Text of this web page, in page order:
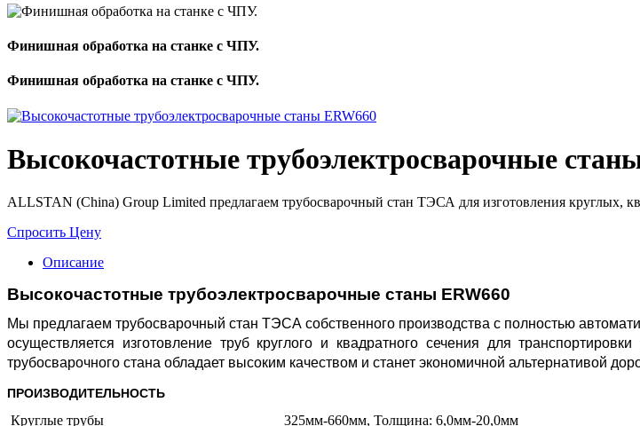
Финишная обработка на станке с ЧПУ.
Финишная обработка на станке с ЧПУ.
Высокочастотные трубоэлектросварочные
ALLSTAN (China) Group Limited предлагаем трубосварочный стан ТЭСА для изготовления круглых,
Спросить Цену
Описание
Высокочастотные трубоэлектросварочные станы ERW660
Мы предлагаем трубосварочный стан ТЭСА собственного производства с полностью
осуществляется изготовление труб круглого и квадратного сечения для
трубосварочного стана обладает высоким качеством и станет экономичной альтернативой
ПРОИЗВОДИТЕЛЬНОСТЬ
Круглые трубы
325мм-660мм, Толщина: 6,0мм-20,0мм